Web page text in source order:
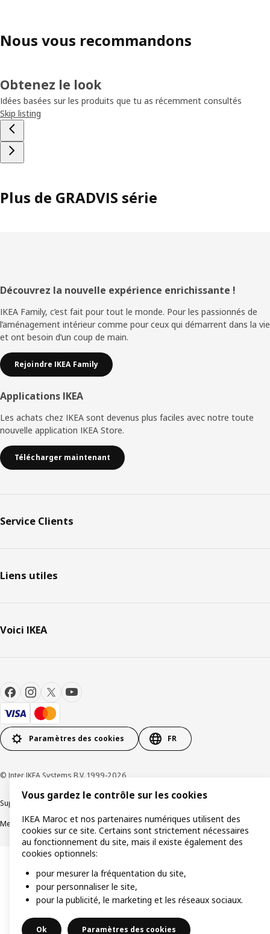
Nous vous recommandons
Obtenez le look
Idées basées sur les produits que tu as récemment consultés
Skip listing
Plus de GRADVIS série
Pied
de
page
Découvrez la nouvelle expérience enrichissante !
IKEA Family, c’est fait pour tout le monde. Pour les passionnés de
l’aménagement intérieur comme pour ceux qui démarrent dans la vie
et ont besoin d’un coup de main.
Rejoindre IKEA Family
Applications IKEA
Les achats chez IKEA sont devenus plus faciles avec notre toute
nouvelle application IKEA Store.
Télécharger maintenant
Service Clients
Liens utiles
Voici IKEA
Paramètres des cookies FR
© Inter IKEA Systems B.V. 1999-2026
Support produit
Mentions légalesAchat en ligne Termes et conditions
Vous gardez le contrôle sur les cookies
IKEA Maroc et nos partenaires numériques utilisent des
cookies sur ce site. Certains sont strictement nécessaires
au fonctionnement du site, mais il existe également des
cookies optionnels:
pour mesurer la fréquentation du site,
pour personnaliser le site,
pour la publicité, le marketing et les réseaux sociaux.
Ok Paramètres des cookies